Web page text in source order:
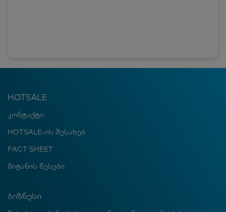
HOTSALE
კონტაქტი
HOTSALE-ის შესახებ
FACT SHEET
მიტანის წესები
ბიზნესი